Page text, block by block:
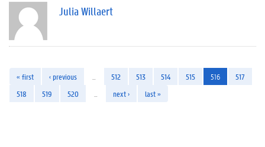
Julia Willaert
« first ‹ previous 512 513 514 515 516
517
518
519 520 next › last »